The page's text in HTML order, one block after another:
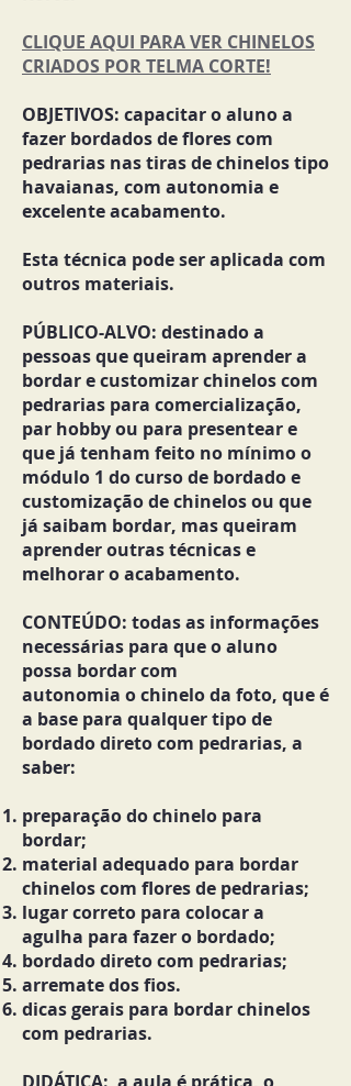
CLIQUE AQUI PARA VER CHINELOS
CRIADOS POR TELMA CORTE!
OBJETIVOS: capacitar o aluno a
fazer bordados de flores com
pedrarias nas tiras de chinelos tipo
havaianas, com autonomia e
excelente acabamento.
Esta técnica pode ser aplicada com
outros materiais.
PÚBLICO-ALVO: destinado a
pessoas que queiram aprender a
bordar e customizar chinelos com
pedrarias para comercialização,
par hobby ou para presentear e
que já tenham feito no mínimo o
módulo 1 do curso de bordado e
customização de chinelos ou que
já saibam bordar, mas queiram
aprender outras técnicas e
melhorar o acabamento.
CONTEÚDO: todas as informações
necessárias para que o aluno
possa bordar com
autonomia o chinelo da foto, que é
a base para qualquer tipo de
bordado direto com pedrarias, a
saber:
preparação do chinelo para
bordar;
material adequado para bordar
chinelos com flores de pedrarias;
lugar correto para colocar a
agulha para fazer o bordado;
bordado direto com pedrarias;
arremate dos fios.
dicas gerais para bordar chinelos
com pedrarias.